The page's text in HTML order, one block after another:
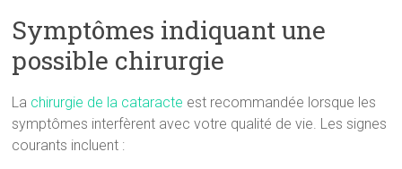
Symptômes indiquant une
possible chirurgie
La chirurgie de la cataracte est recommandée lorsque les
symptômes interfèrent avec votre qualité de vie. Les signes
courants incluent :